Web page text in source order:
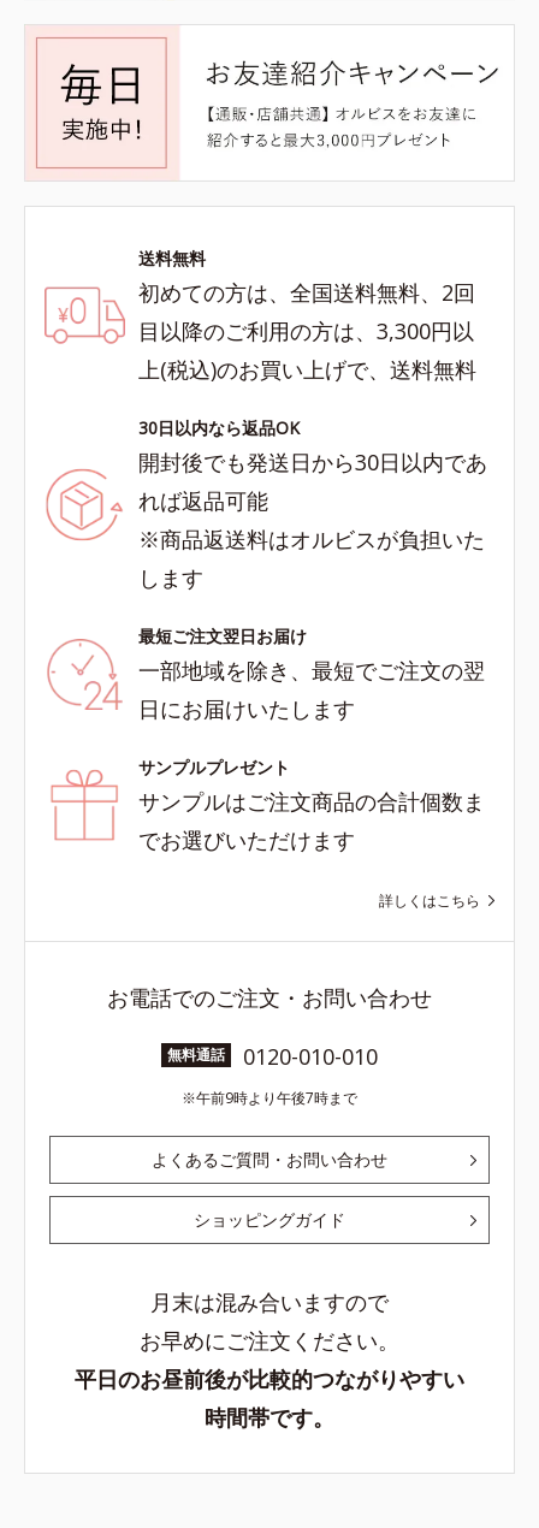
送料無料
初めての方は、全国送料無料、2回
目以降のご利用の方は、3,300円以
上(税込)のお買い上げで、送料無料
30日以内なら返品OK
開封後でも発送日から30日以内であ
れば返品可能
※商品返送料はオルビスが負担いた
します
最短ご注文翌日お届け
一部地域を除き、最短でご注文の翌
日にお届けいたします
サンプルプレゼント
サンプルはご注文商品の合計個数ま
でお選びいただけます
詳しくはこちら
お電話でのご注文・お問い合わせ
無料通話 0120-010-010
午前9時より午後7時まで
よくあるご質問・お問い合わせ
ショッピングガイド
月末は混み合いますので
お早めにご注文ください。
平日のお昼前後が比較的つながりやすい
時間帯です。